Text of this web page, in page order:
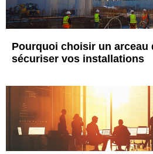
Pourquoi choisir un arceau
sécuriser vos installations